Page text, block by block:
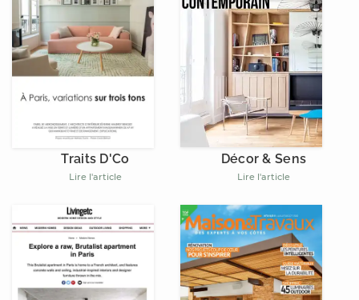
Traits D'Co
Lire l'article
Décor & Sens
Lire l'article